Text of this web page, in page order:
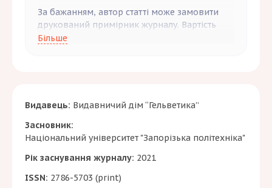
Видавець: Видавничий дім “Гельветика”
Засновник:
Національний університет "Запорізька політехніка"
Рік заснування журналу: 2021
ISSN: 2786-5703 (print)
За бажанням, автор статті може замовити
друкований примірник журналу. Вартість
друкованого примірника –
Більше